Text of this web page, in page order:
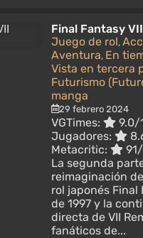
Final Fantasy
Juego de rol,
Aventura, En
Vista en tercera
Futurismo
manga
29 febrero 2024
VGTimes:
9.0/
Jugadores:
Metacritic:
La segunda
reimaginación
rol japonés Final
de 1997 y la
directa de VII
fanáticos de...